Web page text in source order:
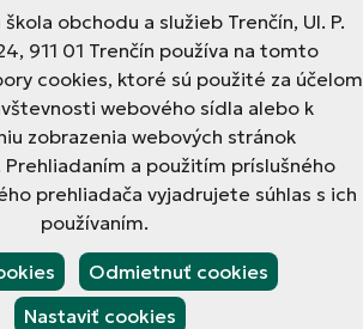
obchodu a služieb Trenčín, Ul. P.
911 01 Trenčín používa na tomto
cookies, ktoré sú použité za účelom
webového sídla alebo k
zobrazenia webových stránok
Prehliadaním a použitím príslušného
prehliadača vyjadrujete súhlas s ich
používaním.
Odmietnuť cookies
Nastaviť cookies